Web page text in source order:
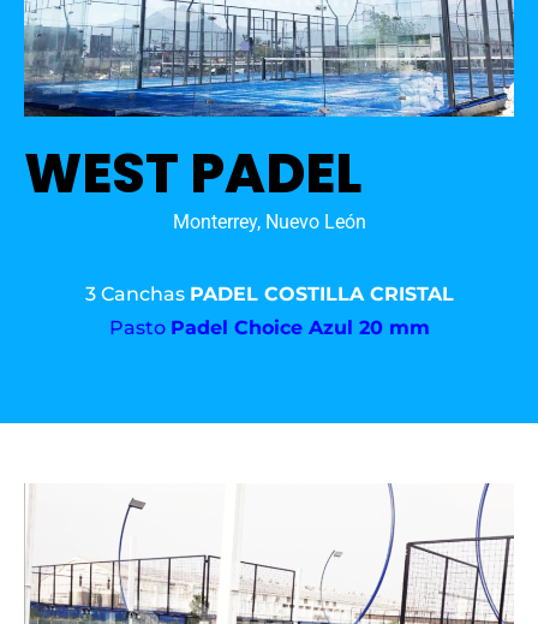
WEST PADEL
Monterrey, Nuevo León
3 Canchas PADEL COSTILLA CRISTAL
Pasto Padel Choice Azul 20 mm